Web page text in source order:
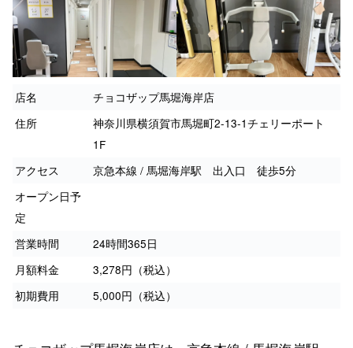
店名
チョコザップ馬堀海岸店
住所
神奈川県横須賀市馬堀町2-13-1チェリーポート
1F
アクセス
京急本線 / 馬堀海岸駅 出入口 徒歩5分
オープン日予
定
営業時間
24時間365日
月額料金
3,278円（税込）
初期費用
5,000円（税込）